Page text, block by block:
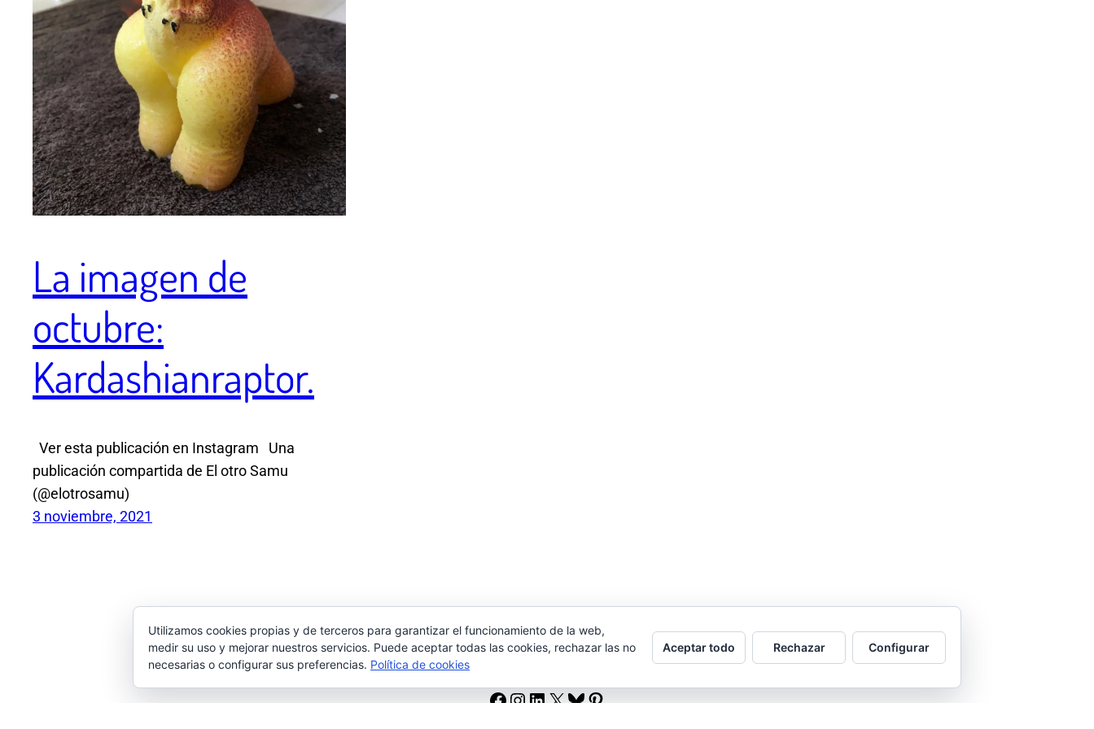
La imagen de
octubre:
Kardashianraptor.
Ver esta publicación en Instagram Una
publicación compartida de El otro Samu
(@elotrosamu)
3 noviembre, 2021
Facebook
Instagram
LinkedIn
X Bluesky
Pinterest
Utilizamos cookies propias y de terceros para garantizar el funcionamiento de la web,
medir su uso y mejorar nuestros servicios. Puede aceptar todas las cookies, rechazar las no
necesarias o configurar sus preferencias. Política de cookies
Aceptar todo Rechazar Configurar